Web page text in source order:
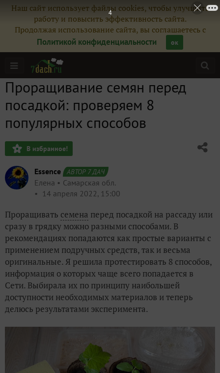
Наш сайт использует файлы cookies, чтобы улучшить
работу и повысить эффективность сайта.
Продолжая использование сайта, вы соглашаетесь с
Политикой конфиденциальности
ок
Проращивание семян перед
посадкой: проверяем 8
популярных способов
В избранное!
Essence АВТОР 7 ДАЧ
Елена
Самарская обл.
14 апреля 2022, 15:00
Проращивать семена перед посадкой на рассаду или
сразу в грядку можно разными способами. В
рекомендациях попадаются как простые варианты с
применением подручных средств, так и весьма
оригинальные. Я решила протестировать 8 способов,
информация о которых чаще всего попадается в
Сети. Выбирала их по принципу наибольшей
доступности необходимых материалов и теперь
делюсь результатами эксперимента.
1